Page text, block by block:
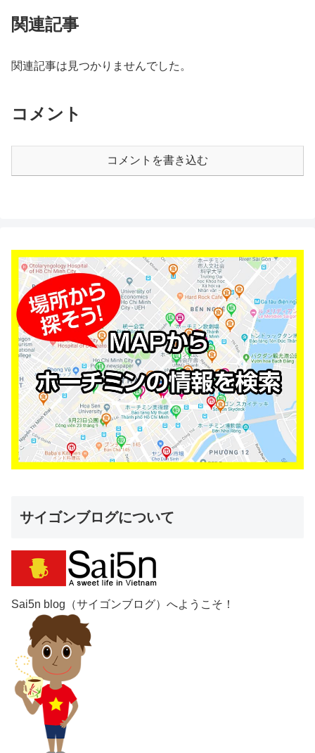
関連記事
関連記事は見つかりませんでした。
コメント
コメントを書き込む
サイゴンブログについて
Sai5n blog（サイゴンブログ）へようこそ！